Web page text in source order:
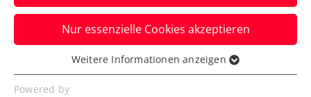
Die ÖTV-Zukunftshoffnung eliminiert
beim Jugend-Grand-Slam in Paris auch
Rumäniens Nummer eins.
Verfasst von: Manuel Wachta, 03.06.2025
Nur essenzielle Cookies akzeptieren
Essenziell
Essenzielle Cookies werden für grundlegende
Weitere Informationen anzeigen
Powered by